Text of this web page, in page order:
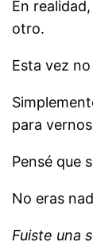
En
otro.
Esta vez
para
Pensé que
No eras
Fuiste una